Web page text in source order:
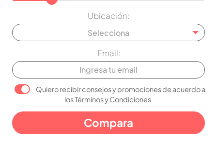
Ubicación:
Selecciona
Email:
Quiero recibir consejos y promociones de acuerdo a
losTérminos y Condiciones